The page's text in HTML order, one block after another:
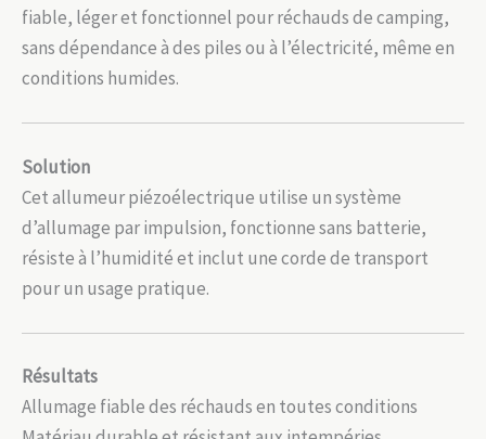
fiable, léger et fonctionnel pour réchauds de camping,
sans dépendance à des piles ou à l’électricité, même en
conditions humides.
Solution
Cet allumeur piézoélectrique utilise un système
d’allumage par impulsion, fonctionne sans batterie,
résiste à l’humidité et inclut une corde de transport
pour un usage pratique.
Résultats
Allumage fiable des réchauds en toutes conditions